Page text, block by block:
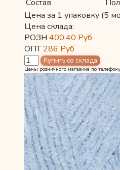
Состав
Цена за 1 упаковку (5
Цена склада:
РОЗН 400,40 Руб
ОПТ286 Руб
Цены розничного магазина по